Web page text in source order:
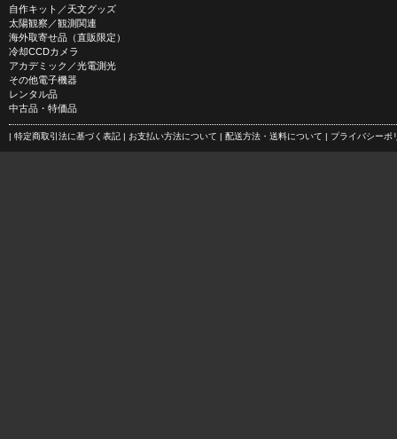
自作キット／天文グッズ
太陽観察／観測関連
海外取寄せ品（直販限定）
冷却CCDカメラ
アカデミック／光電測光
その他電子機器
レンタル品
中古品・特価品
| 特定商取引法に基づく表記 | お支払い方法について | 配送方法・送料について | プライバシーポ